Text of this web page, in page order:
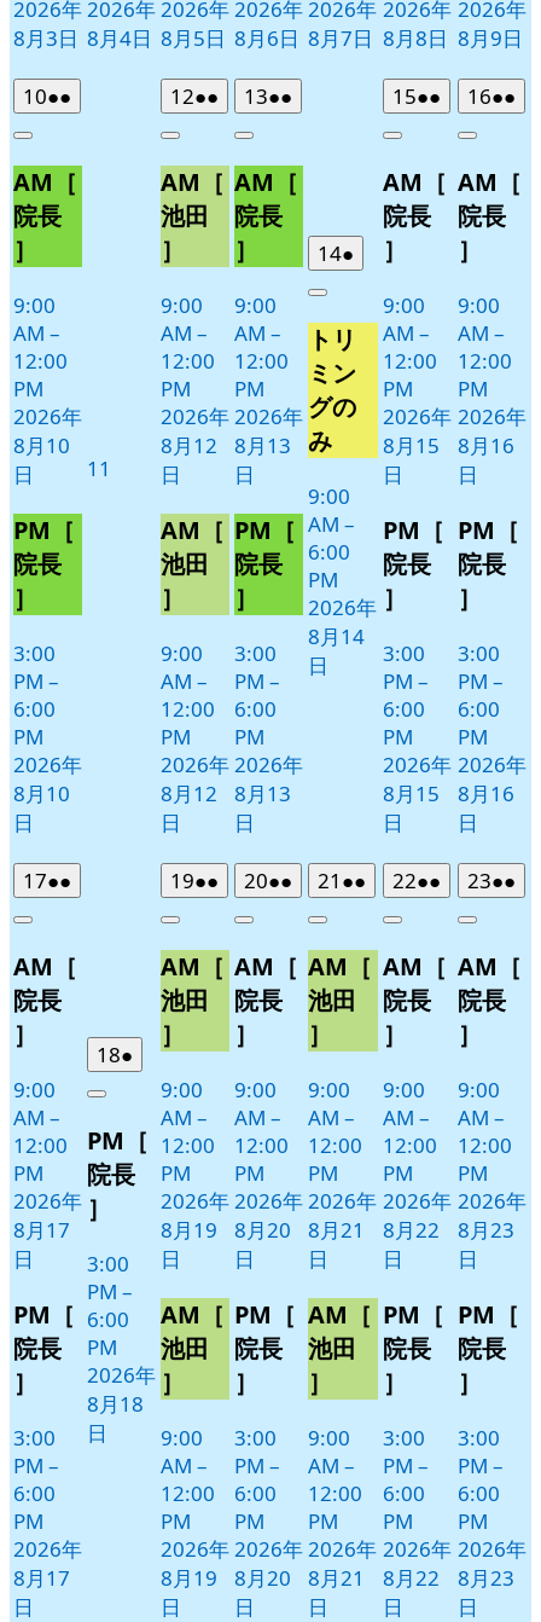
2026年
8月3日
2026年
8月4日
2026年
8月5日
2026年
8月6日
2026年
8月7日
2026年
8月8日
2026年
8月9日
102026
年
月
10
日
●●
件
イ
ト)
Close
AM［
院長
］
9:00
AM –
12:00
PM
2026年
8月10
日
PM［
院長
］
3:00
PM –
6:00
PM
2026年
8月10
日
11
122026
年
月
12
日
●●
件
イ
ベ
ト)
Close
AM［
池田
］
9:00
AM –
12:00
PM
2026年
8月12
日
AM［
池田
］
9:00
AM –
12:00
PM
2026年
8月12
日
132026
年
月
13
日
●●
件
イ
ン
ト)
Close
AM［
院長
］
9:00
AM –
12:00
PM
2026年
8月13
日
PM［
院長
］
3:00
PM –
6:00
PM
2026年
8月13
日
142026
年
月
14
日
●
件
ベ
ン
ト)
Close
トリ
ミン
グの
み
9:00
AM –
6:00
PM
2026年
8月14
日
152026
年
月
15
日
●●
件
イ
ベ
ト)
Close
AM［
院長
］
9:00
AM –
12:00
PM
2026年
8月15
日
PM［
院長
］
3:00
PM –
6:00
PM
2026年
8月15
日
162026
年
月
16
日
●●
件
イ
Close
AM［
院長
］
9:00
AM –
12:00
PM
2026年
8月16
日
PM［
院長
］
3:00
PM –
6:00
PM
2026年
8月16
日
172026
年
月
17
日
●●
件
イ
Close
AM［
院長
］
9:00
AM –
12:00
PM
2026年
8月17
日
PM［
院長
］
3:00
PM –
6:00
PM
2026年
8月17
日
182026
年
月
18
日
●
件
イ
ベ
Close
PM［
院長
］
3:00
PM –
6:00
PM
2026年
8月18
日
192026
年
月
19
日
●●
件
イ
ベ
ト)
Close
AM［
池田
］
9:00
AM –
12:00
PM
2026年
8月19
日
AM［
池田
］
9:00
AM –
12:00
PM
2026年
8月19
日
202026
年
月
20
日
●●
件
イ
ベ
ト)
Close
AM［
院長
］
9:00
AM –
12:00
PM
2026年
8月20
日
PM［
院長
］
3:00
PM –
6:00
PM
2026年
8月20
日
21 2026
年
月
21
日
●●
件
イ
ベ
ト)
Close
AM［
池田
］
9:00
AM –
12:00
PM
2026年
8月21
日
AM［
池田
］
9:00
AM –
12:00
PM
2026年
8月21
日
222026
年
月
22
日
●●
件
イ
ベ
ト)
Close
AM［
院長
］
9:00
AM –
12:00
PM
2026年
8月22
日
PM［
院長
］
3:00
PM –
6:00
PM
2026年
8月22
日
232026
年
月
23
日
●●
件
イ
Close
AM［
院長
］
9:00
AM –
12:00
PM
2026年
8月23
日
PM［
院長
］
3:00
PM –
6:00
PM
2026年
8月23
日